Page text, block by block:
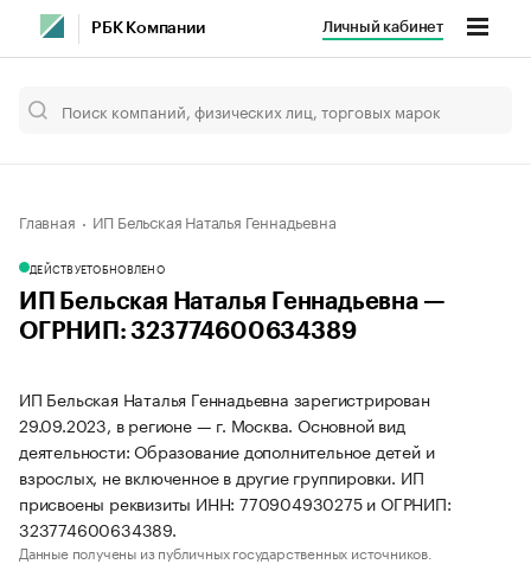
РБК Компании Личный кабинет
Главная ИП Бельская Наталья Геннадьевна
ДЕЙСТВУЕТОБНОВЛЕНО
ИП Бельская Наталья Геннадьевна —
ОГРНИП: 323774600634389
ИП Бельская Наталья Геннадьевна зарегистрирован
29.09.2023, в регионе — г. Москва. Основной вид
деятельности: Образование дополнительное детей и
взрослых, не включенное в другие группировки. ИП
присвоены реквизиты ИНН: 770904930275 и ОГРНИП:
323774600634389.
Данные получены из публичных государственных источников.